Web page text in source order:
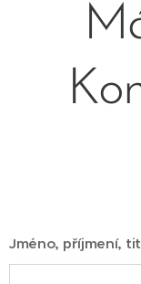
Jméno, příjmení,